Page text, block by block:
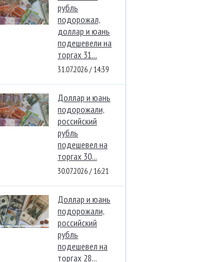
рубль
подорожал,
доллар и юань
подешевели на
торгах 31...
31.07.2026 / 14:39
Доллар и юань
подорожали,
российский
рубль
подешевел на
торгах 30...
30.07.2026 / 16:21
Доллар и юань
подорожали,
российский
рубль
подешевел на
торгах 28...